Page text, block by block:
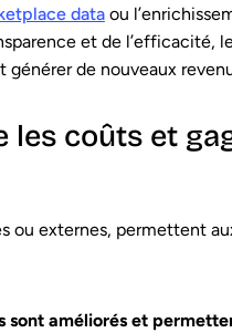
dataou
et de l’efficacité,
de nouveaux
les coûts et
ou externes, permettent
sont améliorés et